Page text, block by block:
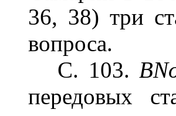
36, 38) три
вопроса.
С. 103.
передовых